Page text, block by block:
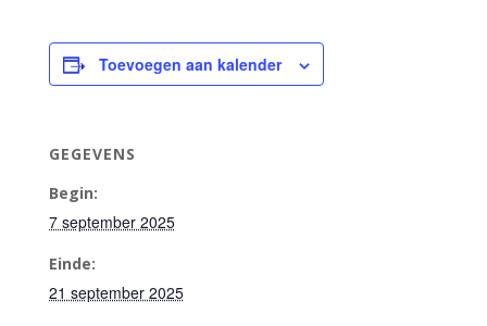
Toevoegen aan kalender
GEGEVENS
Begin:
7 september 2025
Einde:
21 september 2025